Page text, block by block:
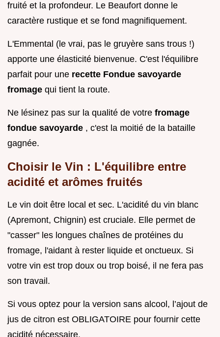
fruité et la profondeur. Le Beaufort donne le
caractère rustique et se fond magnifiquement.
L'Emmental (le vrai, pas le gruyère sans trous !)
apporte une élasticité bienvenue. C'est l'équilibre
parfait pour une recette Fondue savoyarde
fromage qui tient la route.
Ne lésinez pas sur la qualité de votre fromage
fondue savoyarde , c'est la moitié de la bataille
gagnée.
Choisir le Vin : L'équilibre entre
acidité et arômes fruités
Le vin doit être local et sec. L'acidité du vin blanc
(Apremont, Chignin) est cruciale. Elle permet de
"casser" les longues chaînes de protéines du
fromage, l'aidant à rester liquide et onctueux. Si
votre vin est trop doux ou trop boisé, il ne fera pas
son travail.
Si vous optez pour la version sans alcool, l’ajout de
jus de citron est OBLIGATOIRE pour fournir cette
acidité nécessaire.